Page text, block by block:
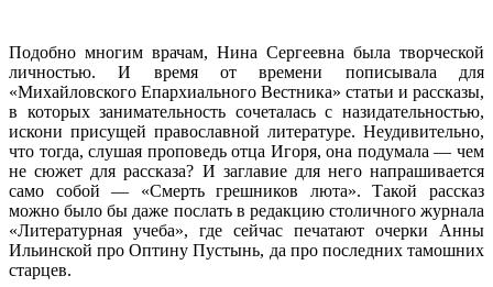
Подобно многим врачам, Нина Сергеевна была творческой
личностью. И время от времени пописывала для
«Михайловского Епархиального Вестника» статьи и рассказы,
в которых занимательность сочеталась с назидательностью,
искони присущей православной литературе. Неудивительно,
что тогда, слушая проповедь отца Игоря, она подумала — чем
не сюжет для рассказа? И заглавие для него напрашивается
само собой — «Смерть грешников люта». Такой рассказ
можно было бы даже послать в редакцию столичного журнала
«Литературная учеба», где сейчас печатают очерки Анны
Ильинской про Оптину Пустынь, да про последних тамошних
старцев.